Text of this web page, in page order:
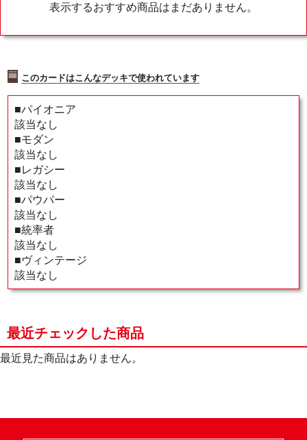
表示するおすすめ商品はまだありません。
このカードはこんなデッキで使われています
■パイオニア
該当なし
■モダン
該当なし
■レガシー
該当なし
■パウパー
該当なし
■統率者
該当なし
■ヴィンテージ
該当なし
最近チェックした商品
最近見た商品はありません。